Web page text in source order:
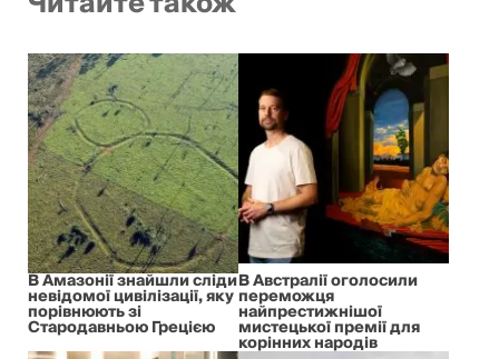
В Амазонії знайшли сліди
невідомої цивілізації, яку
порівнюють зі
Стародавньою Грецією
В Австралії оголосили
переможця
найпрестижнішої
мистецької премії для
корінних народів